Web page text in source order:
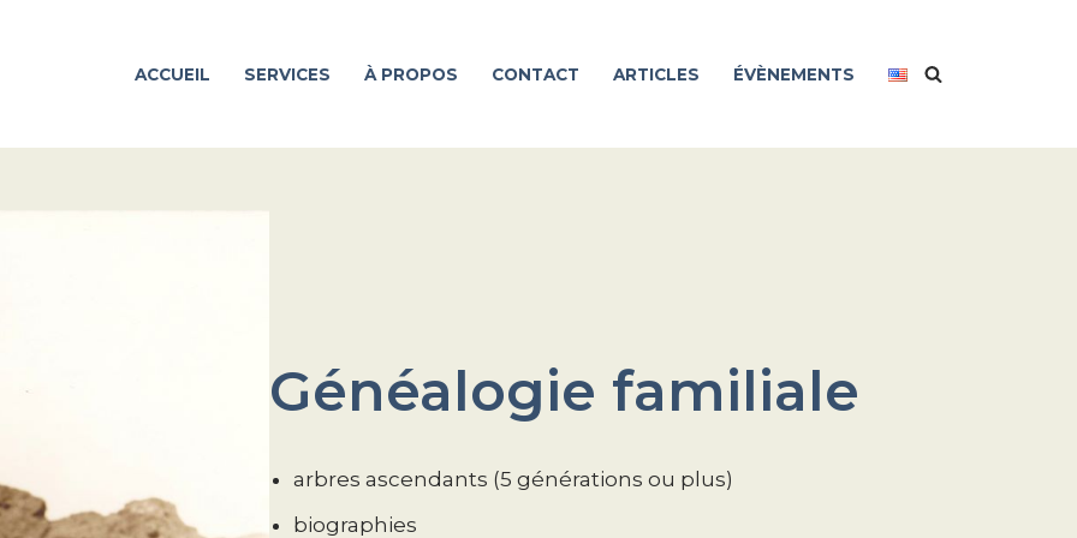
ACCUEIL SERVICES À PROPOS CONTACT ARTICLES ÉVÈNEMENTS
Généalogie familiale
arbres ascendants (5 générations ou plus)
biographies